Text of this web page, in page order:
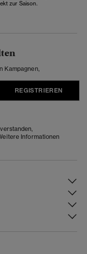
zur Saison.
Kampagnen,
REGISTRIEREN
Informationen